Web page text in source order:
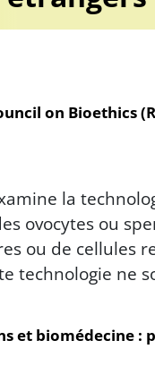
on Bioethics
la
ovocytes ou
ou de cellules
technologie ne
et biomédecine :